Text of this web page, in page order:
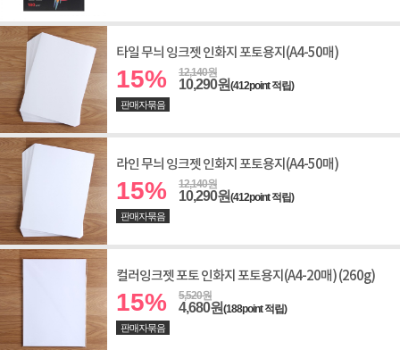
타일 무늬 잉크젯 인화지 포토용지(A4-50매)
15% 12,140원
10,290원(412point 적립)
판매자묶음
라인 무늬 잉크젯 인화지 포토용지(A4-50매)
15% 12,140원
10,290원(412point 적립)
판매자묶음
컬러잉크젯 포토 인화지 포토용지(A4-20매) (260g)
15% 5,520원
4,680원(188point 적립)
판매자묶음